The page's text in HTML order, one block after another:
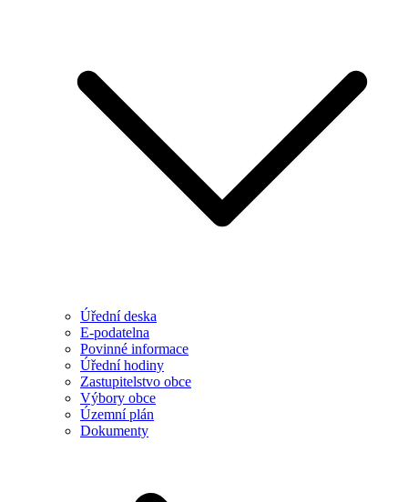
Úřední deska
E-podatelna
Povinné informace
Úřední hodiny
Zastupitelstvo obce
Výbory obce
Územní plán
Dokumenty